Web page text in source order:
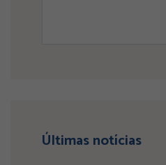
Últimas notícias